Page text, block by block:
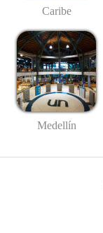
Caribe
Medellín